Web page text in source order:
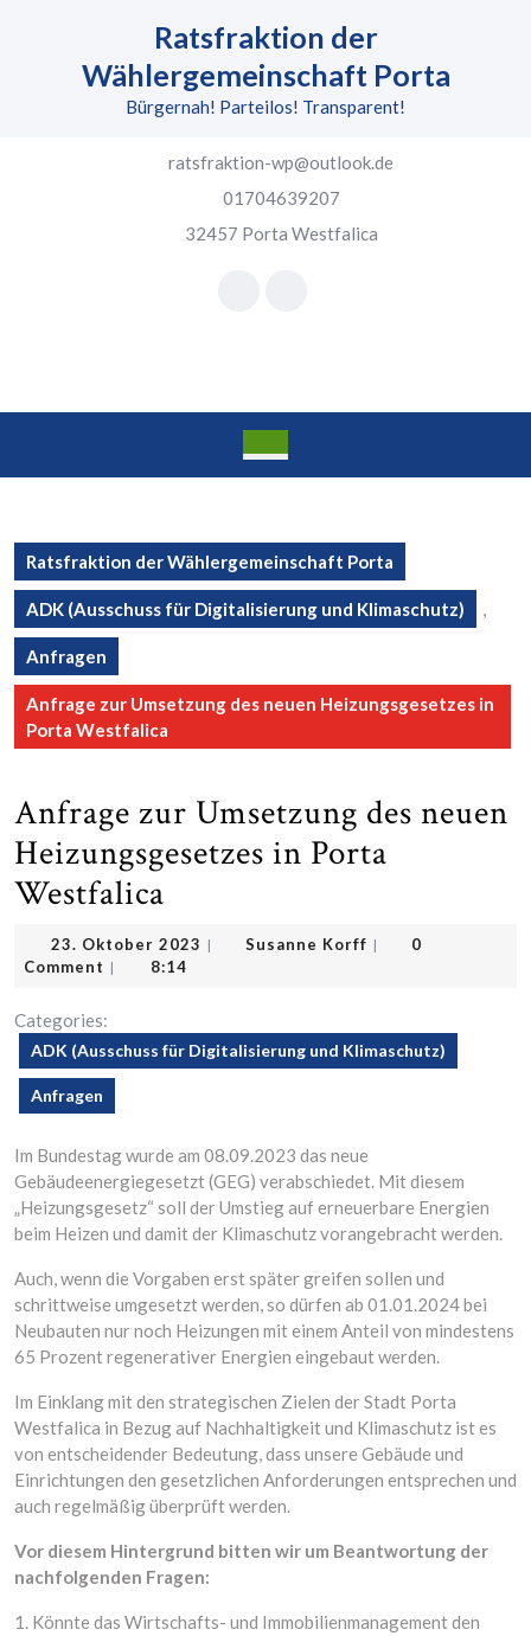
Ratsfraktion der
Wählergemeinschaft Porta
Bürgernah! Parteilos! Transparent!
ratsfraktion-wp@outlook.de
01704639207
32457 Porta Westfalica
Ratsfraktion der Wählergemeinschaft Porta
ADK (Ausschuss für Digitalisierung und Klimaschutz) ,
Anfragen
Anfrage zur Umsetzung des neuen Heizungsgesetzes in
Porta Westfalica
Anfrage zur Umsetzung des neuen
Heizungsgesetzes in Porta
Westfalica
23. Oktober 2023 23.
| Susanne Korff Susanne
|
0
Comment | 8:14
Categories:
ADK (Ausschuss für Digitalisierung und Klimaschutz)
Anfragen
Im Bundestag wurde am 08.09.2023 das neue
Gebäudeenergiegesetzt (GEG) verabschiedet. Mit diesem
„Heizungsgesetz“ soll der Umstieg auf erneuerbare Energien
beim Heizen und damit der Klimaschutz vorangebracht werden.
Auch, wenn die Vorgaben erst später greifen sollen und
schrittweise umgesetzt werden, so dürfen ab 01.01.2024 bei
Neubauten nur noch Heizungen mit einem Anteil von mindestens
65 Prozent regenerativer Energien eingebaut werden.
Im Einklang mit den strategischen Zielen der Stadt Porta
Westfalica in Bezug auf Nachhaltigkeit und Klimaschutz ist es
von entscheidender Bedeutung, dass unsere Gebäude und
Einrichtungen den gesetzlichen Anforderungen entsprechen und
auch regelmäßig überprüft werden.
Vor diesem Hintergrund bitten wir um Beantwortung der
nachfolgenden Fragen:
1. Könnte das Wirtschafts- und Immobilienmanagement den